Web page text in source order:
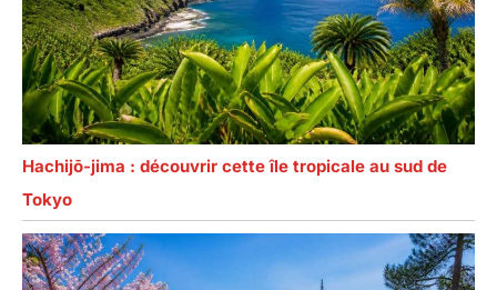
Hachijō-jima : découvrir cette île tropicale au sud de
Tokyo